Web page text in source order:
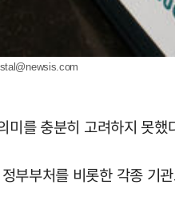
를 충분히 고려하지 못했
부처를 비롯한 각종 기